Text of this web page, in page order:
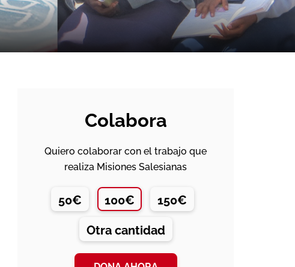
Colabora
Quiero colaborar con el trabajo que
realiza Misiones Salesianas
50€ 100€ 150€
Otra cantidad